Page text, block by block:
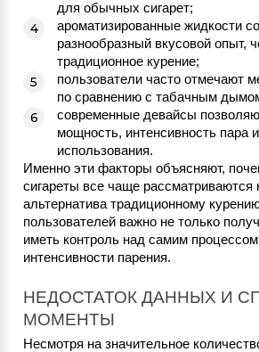
для обычных сигарет;
ароматизированные жидкости
разнообразный вкусовой опыт,
традиционное курение;
пользователи часто отмечают
по сравнению с табачным
современные девайсы
мощность, интенсивность пара
использования.
Именно эти факторы объясняют,
сигареты все чаще рассматриваются
альтернатива традиционному
пользователей важно не только
иметь контроль над самим
интенсивности парения.
НЕДОСТАТОК ДАННЫХ И
МОМЕНТЫ
Несмотря на значительное